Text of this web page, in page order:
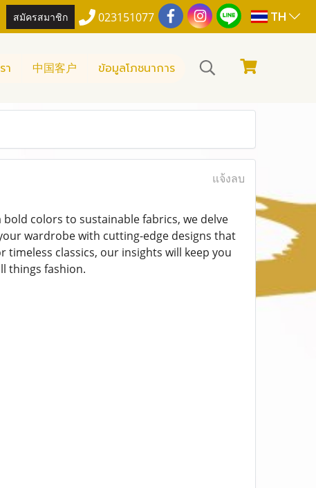
สมัครสมาชิก 023151077 TH
า 中国客户 ข้อมูลโภชนาการ
แจ้งลบ
colors to sustainable fabrics, we delve
wardrobe with cutting-edge designs that
classics, our insights will keep you
things fashion.